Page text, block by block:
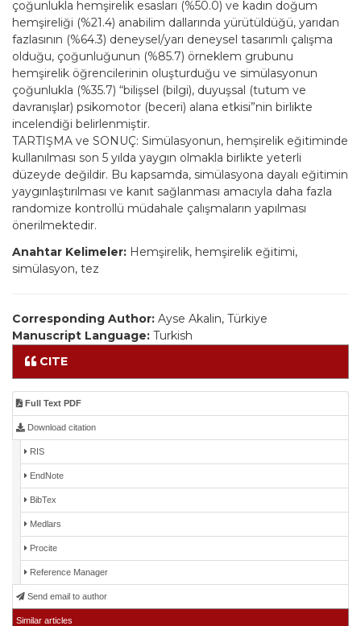
çoğunlukla hemşirelik esasları (%50.0) ve kadın doğum
hemşireliği (%21.4) anabilim dallarında yürütüldüğü, yarıdan
fazlasının (%64.3) deneysel/yarı deneysel tasarımlı çalışma
olduğu, çoğunluğunun (%85.7) örneklem grubunu
hemşirelik öğrencilerinin oluşturduğu ve simülasyonun
çoğunlukla (%35.7) “bilişsel (bilgi), duyuşsal (tutum ve
davranışlar) psikomotor (beceri) alana etkisi”nin birlikte
incelendiği belirlenmiştir.
TARTIŞMA ve SONUÇ: Simülasyonun, hemşirelik eğitiminde
kullanılması son 5 yılda yaygın olmakla birlikte yeterli
düzeyde değildir. Bu kapsamda, simülasyona dayalı eğitimin
yaygınlaştırılması ve kanıt sağlanması amacıyla daha fazla
randomize kontrollü müdahale çalışmaların yapılması
önerilmektedir.
Anahtar Kelimeler: Hemşirelik, hemşirelik eğitimi,
simülasyon, tez
Corresponding Author: Ayse Akalin, Türkiye
Manuscript Language: Turkish
CITE
Full Text PDF
Download citation
RIS
EndNote
BibTex
Medlars
Procite
Reference Manager
Send email to author
Similar articles